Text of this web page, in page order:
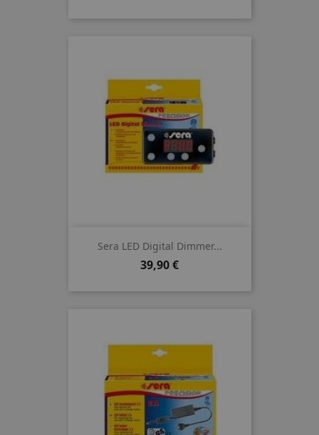
Sera LED Digital Dimmer...
Preis
39,90 €